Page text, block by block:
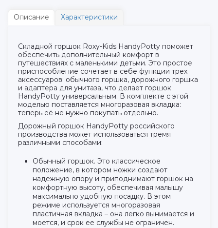
Описание Характеристики
Складной горшок Roxy-Kids HandyPotty поможет
обеспечить дополнительный комфорт в
путешествиях с маленькими детьми. Это простое
приспособление сочетает в себе функции трех
аксессуаров: обычного горшка, дорожного горшка
и адаптера для унитаза, что делает горшок
HandyPotty универсальным. В комплекте с этой
моделью поставляется многоразовая вкладка:
теперь её не нужно покупать отдельно.
Дорожный горшок HandyPotty российского
производства может использоваться тремя
различными способами:
Обычный горшок. Это классическое
положение, в котором ножки создают
надежную опору и приподнимают горшок на
комфортную высоту, обеспечивая малышу
максимально удобную посадку. В этом
режиме используется многоразовая
пластичная вкладка – она легко вынимается и
моется, и срок ее службы не ограничен.